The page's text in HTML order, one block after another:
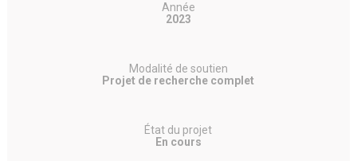
Année
2023
Modalité de soutien
Projet de recherche complet
État du projet
En cours